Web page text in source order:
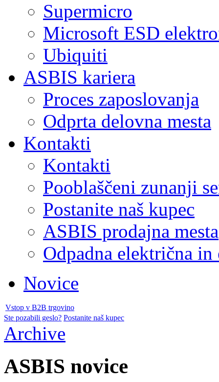
Supermicro
Microsoft ESD
Ubiquiti
ASBIS kariera
Proces zaposlovanja
Odprta delovna mesta
Kontakti
Kontakti
Pooblaščeni zunanji
Postanite naš kupec
ASBIS prodajna mesta
Odpadna električna
Novice
Vstop v B2B trgovino
Ste pozabili geslo? Postanite naš kupec
Archive
ASBIS novice